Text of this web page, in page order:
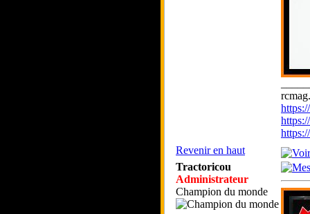
Revenir en haut
Tractoricou
Administrateur
Champion du monde